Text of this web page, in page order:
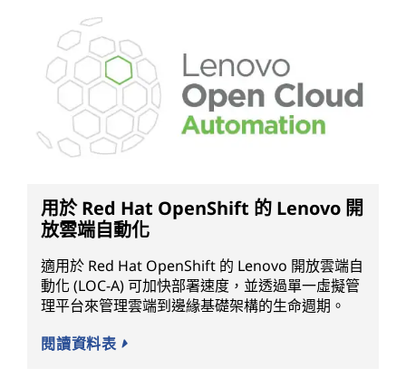
用於 Red Hat OpenShift 的 Lenovo 開
放雲端自動化
適用於 Red Hat OpenShift 的 Lenovo 開放雲端自
動化 (LOC-A) 可加快部署速度，並透過單一虛擬管
理平台來管理雲端到邊緣基礎架構的生命週期。
閱讀資料表